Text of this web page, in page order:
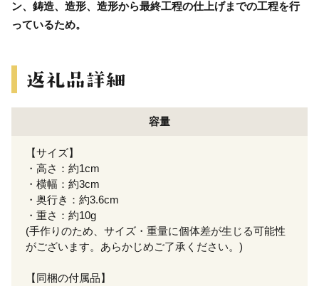
ン、鋳造、造形、造形から最終工程の仕上げまでの工程を行
っているため。
容量
【サイズ】
・高さ：約1cm
・横幅：約3cm
・奥行き：約3.6cm
・重さ：約10g
(手作りのため、サイズ・重量に個体差が生じる可能性
がございます。あらかじめご了承ください。)
【同梱の付属品】